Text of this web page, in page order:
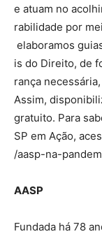
e atuam no
rabilidade por
elaboramos
is do Direito, de
rança
Assim,
gratuito. Para
SP em Ação,
/aasp-na-
AASP
Fundada há 78